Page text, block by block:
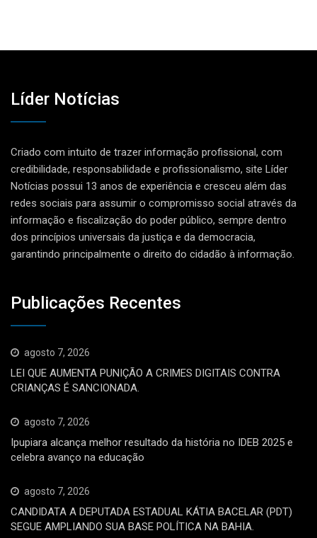
Líder Notícias
Criado com intuito de trazer informação profissional, com
credibilidade, responsabilidade e profissionalismo, site Líder
Notícias possui 13 anos de experiência e cresceu além das
redes sociais para assumir o compromisso social através da
informação e fiscalização do poder público, sempre dentro
dos princípios universais da justiça e da democracia,
garantindo principalmente o direito do cidadão à informação.
Publicações Recentes
agosto 7, 2026
LEI QUE AUMENTA PUNIÇÃO A CRIMES DIGITAIS CONTRA
CRIANÇAS É SANCIONADA.
agosto 7, 2026
Ipupiara alcança melhor resultado da história no IDEB 2025 e
celebra avanço na educação
agosto 7, 2026
CANDIDATA A DEPUTADA ESTADUAL KÁTIA BACELAR (PDT)
SEGUE AMPLIANDO SUA BASE POLÍTICA NA BAHIA.